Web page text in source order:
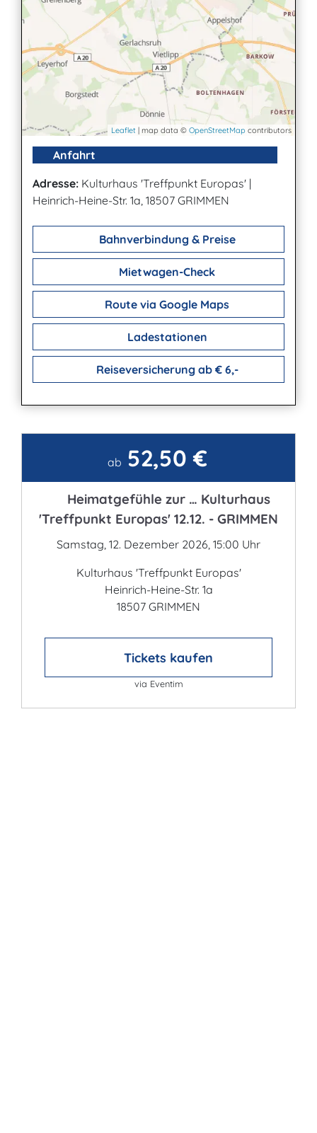
Leaflet | map data © OpenStreetMap contributors
Anfahrt
Adresse: Kulturhaus 'Treffpunkt Europas' |
Heinrich-Heine-Str. 1a, 18507 GRIMMEN
Bahnverbindung & Preise
Mietwagen-Check
Route via Google Maps
Ladestationen
Reiseversicherung ab € 6,-
Kontaktab 52,50 €
Heimatgefühle zur … Kulturhaus
'Treffpunkt Europas' 12.12. - GRIMMEN
Samstag, 12. Dezember 2026, 15:00 Uhr
Kulturhaus 'Treffpunkt Europas'
Heinrich-Heine-Str. 1a
18507 GRIMMEN
Tickets kaufen
via Eventim